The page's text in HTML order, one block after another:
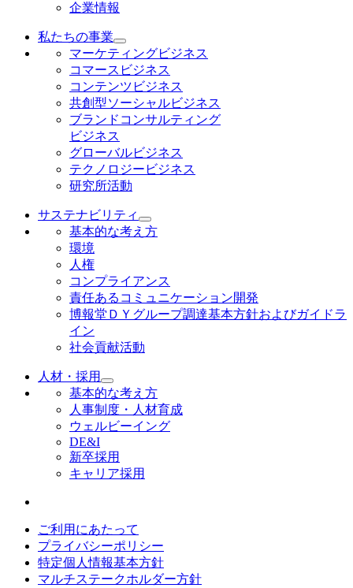
企業情報
私たちの事業
マーケティングビジネス
コマースビジネス
コンテンツビジネス
共創型ソーシャルビジネス
ブランドコンサルティング
ビジネス
グローバルビジネス
テクノロジービジネス
研究所活動
サステナビリティ
基本的な考え方
環境
人権
コンプライアンス
責任あるコミュニケーション開発
博報堂ＤＹグループ調達基本方針およびガイドラ
イン
社会貢献活動
人材・採用
基本的な考え方
人事制度・人材育成
ウェルビーイング
DE&I
新卒採用
キャリア採用
ご利用にあたって
プライバシーポリシー
特定個人情報基本方針
マルチステークホルダー方針